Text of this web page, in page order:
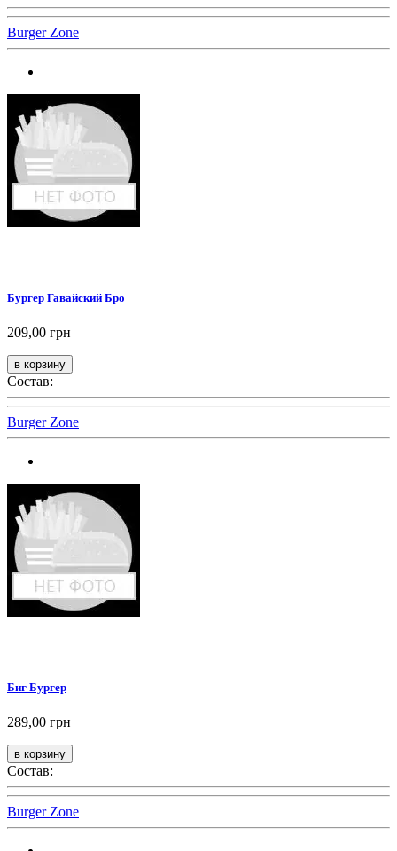
Burger Zone
Бургер Гавайский Бро
209,00 грн
Состав:
Burger Zone
Биг Бургер
289,00 грн
Состав:
Burger Zone